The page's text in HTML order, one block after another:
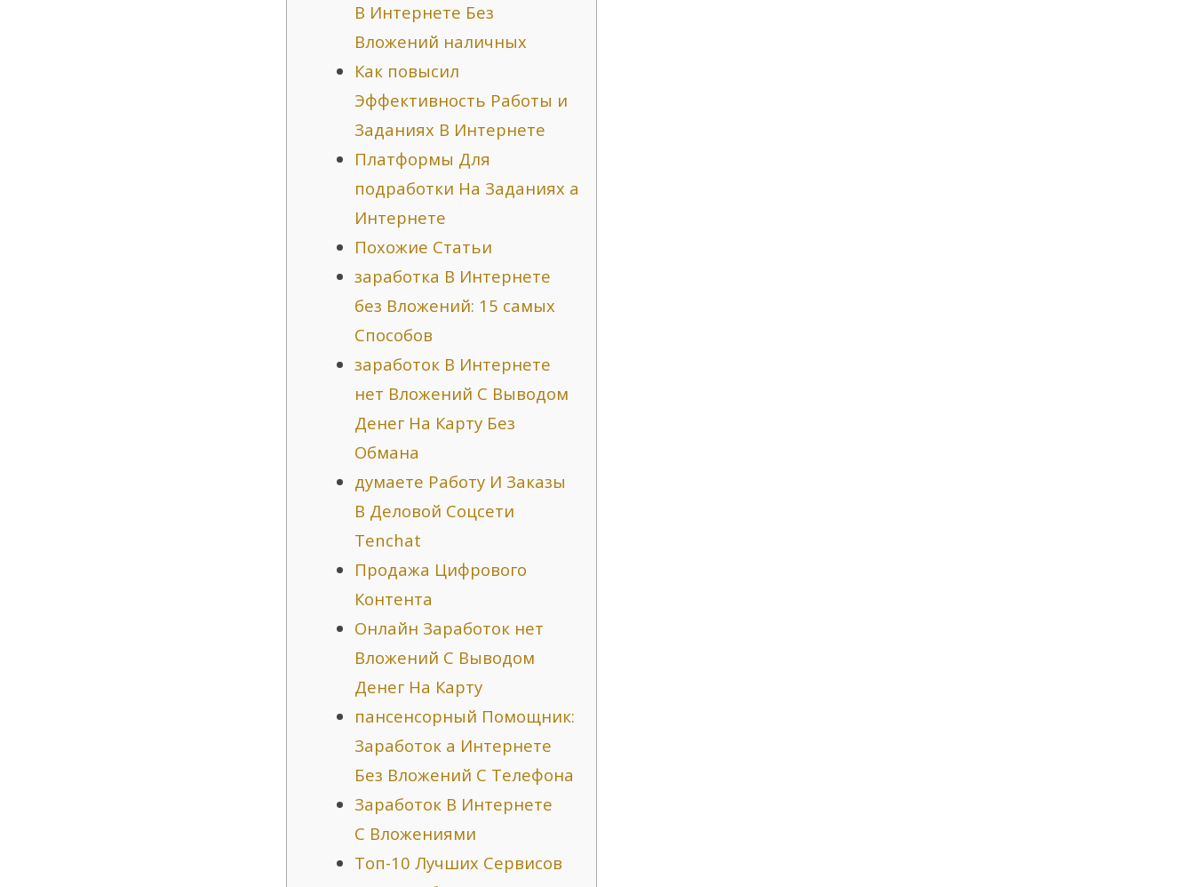
В Интернете Без
Вложений наличных
Как повысил
Эффективность Работы и
Заданиях В Интернете
Платформы Для
подработки На Заданиях а
Интернете
Похожие Статьи
заработка В Интернете
без Вложений: 15 самых
Способов
заработок В Интернете
нет Вложений С Выводом
Денег На Карту Без
Обмана
думаете Работу И Заказы
В Деловой Соцсети
Tenchat
Продажа Цифрового
Контента
Онлайн Заработок нет
Вложений С Выводом
Денег На Карту
пансенсорный Помощник:
Заработок а Интернете
Без Вложений С Телефона
Заработок В Интернете
С Вложениями
Топ-10 Лучших Сервисов